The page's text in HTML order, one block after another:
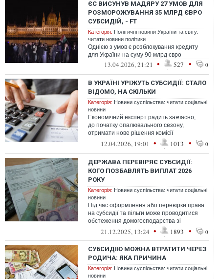
ЄС ВИСУНУВ МАДЯРУ 27 УМОВ ДЛЯ
РОЗМОРОЖУВАННЯ 35 МЛРД ЄВРО
СУБСИДІЙ, - FT
Категорія: Політичні новини України та світу:
читати новини політики
Однією з умов є розблокування кредиту
для України на суму 90 млрд євро
13.04.2026, 21:21 • 527 • 0
В УКРАЇНІ УРІЖУТЬ СУБСИДІЇ: СТАЛО
ВІДОМО, НА СКІЛЬКИ
Категорія: Новини суспільства: читати соціальні
новини
Економічний експерт радить завчасно,
до початку опалювального сезону,
отримати нове рішення комісії
по субсидіях на збільшення субсидії
12.04.2026, 19:01 • 1013 • 0
ДЕРЖАВА ПЕРЕВІРЯЄ СУБСИДІЇ:
КОГО ПОЗБАВЛЯТЬ ВИПЛАТ 2026
РОКУ
Категорія: Новини суспільства: читати соціальні
новини
Під час оформлення або перевірки права
на субсидії та пільги може проводитися
обстеження домогосподарства зі
складанням відповідного акта
21.12.2025, 13:24 • 1893 • 0
СУБСИДІЮ МОЖНА ВТРАТИТИ ЧЕРЕЗ
РОДИЧА: ЯКА ПРИЧИНА
Категорія: Новини суспільства: читати соціальні
новини